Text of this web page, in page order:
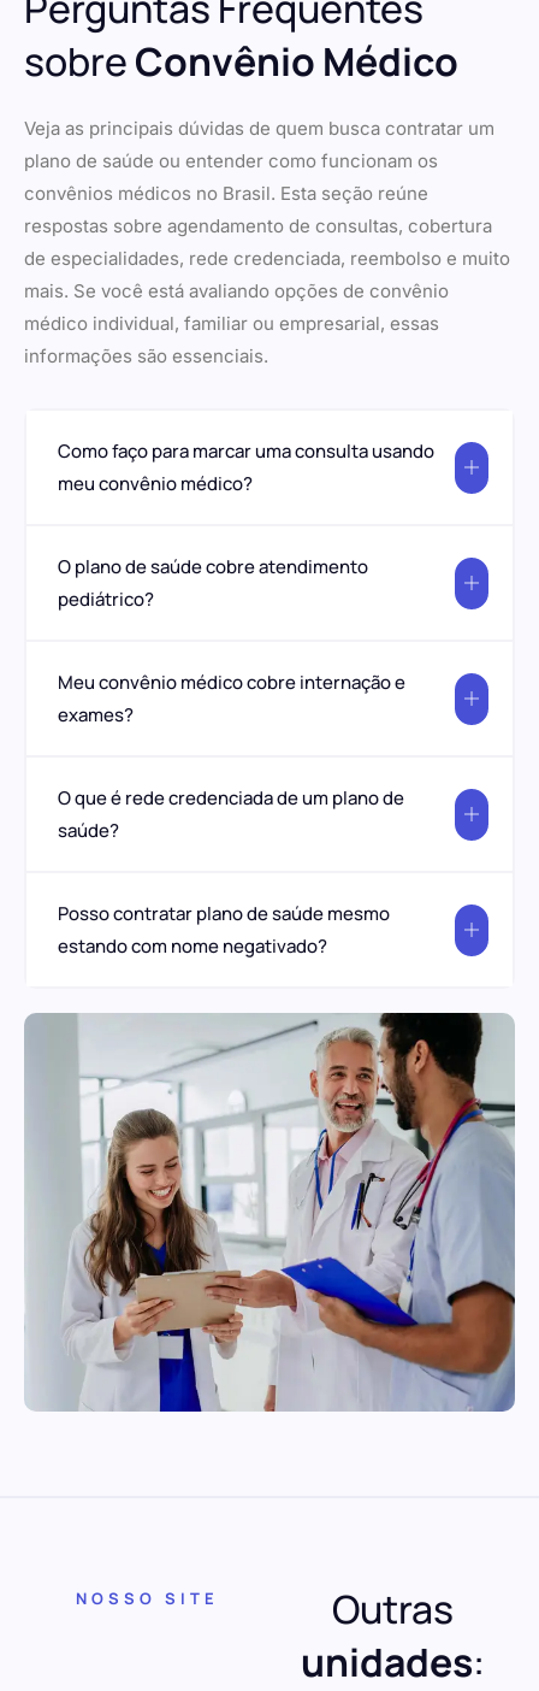
sobreConvênio Médico
Veja as principais dúvidas de quem busca contratar um
plano de saúde ou entender como funcionam os
convênios médicos no Brasil. Esta seção reúne
respostas sobre agendamento de consultas, cobertura
de especialidades, rede credenciada, reembolso e muito
mais. Se você está avaliando opções de convênio
médico individual, familiar ou empresarial, essas
informações são essenciais.
Como faço para marcar uma consulta usando
meu convênio médico?
O plano de saúde cobre atendimento
pediátrico?
Meu convênio médico cobre internação e
exames?
O que é rede credenciada de um plano de
saúde?
Posso contratar plano de saúde mesmo
estando com nome negativado?
NOSSO SITE
Outras
unidades: